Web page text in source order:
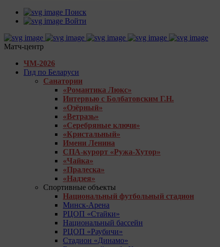
Поиск
Войти
Матч-центр
ЧМ-2026
Гид по Беларуси
Санатории
«Романтика Люкс»
Интервью с Болбатовским Г.Н.
«Озёрный»
«Ветразь»
«Серебряные ключи»
«Кристальный»
Имени Ленина
СПА-курорт «Ружа-Хутор»
«Чайка»
«Пралеска»
«Надзея»
Спортивные объекты
Национальный футбольный стадион
Минск-Арена
РЦОП «Стайки»
Национальный бассейн
РЦОП «Раубичи»
Стадион «Динамо»